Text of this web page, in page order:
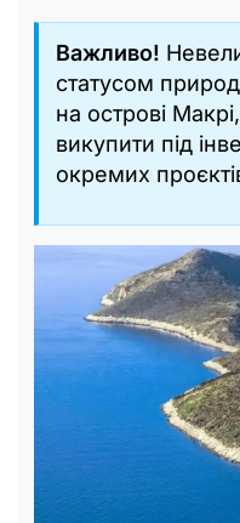
Важливо!
статусом
на острові
викупити під
окремих